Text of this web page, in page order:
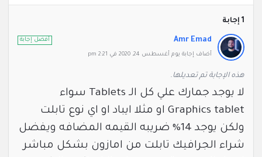
‫1 إجابة
أفضل إجابة Amr Emad
‫أضاف ‫‫إجابة يوم أغسطس 24, 2020 في 2:21 pm
‫‫هذه الإجابة تم تعديلها.
لا يوجد جمارك علي كل الـ Tablets سواء
Graphics tablet او مثلا ايباد او اي نوع تابلت
ولكن يوجد 14% ضريبه القيمه المضافه ويفضل
شراء الجرافيك تابلت من امازون بشكل مباشر